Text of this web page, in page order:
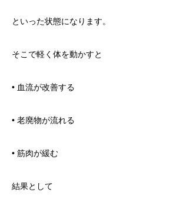
といった状態になります。
そこで軽く体を動かすと
• 血流が改善する
• 老廃物が流れる
• 筋肉が緩む
結果として